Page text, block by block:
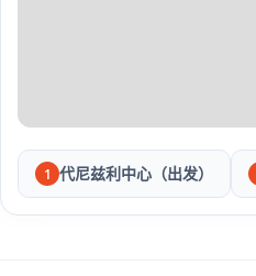
1 代尼兹利中心（出发）